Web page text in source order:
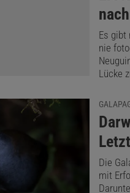
Es gibt
nie
Lücke
:
Die
mit